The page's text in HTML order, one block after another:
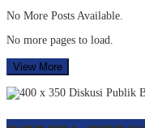
No More Posts Available.
No more pages to load.
View More